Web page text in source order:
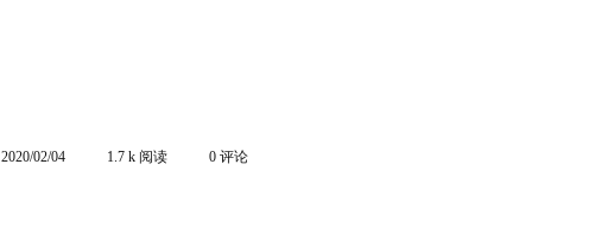
2020/02/04 1.7 k 阅读 0 评论